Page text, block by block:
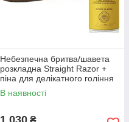
Небезпечна бритва/шавета
розкладна Straight Razor +
піна для делікатного гоління
Proraso Yellow Line з маслом
ши
В наявності
1 030 ₴